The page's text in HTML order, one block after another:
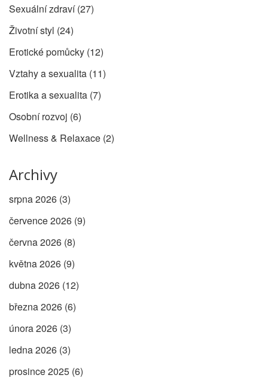
Sexuální zdraví(27)
Životní styl (24)
Erotické pomůcky (12)
Vztahy a sexualita (11)
Erotika a sexualita (7)
Osobní rozvoj (6)
Wellness & Relaxace (2)
Archivy
srpna 2026 (3)
července 2026 (9)
června 2026 (8)
května 2026 (9)
dubna 2026 (12)
března 2026 (6)
února 2026 (3)
ledna 2026 (3)
prosince 2025 (6)